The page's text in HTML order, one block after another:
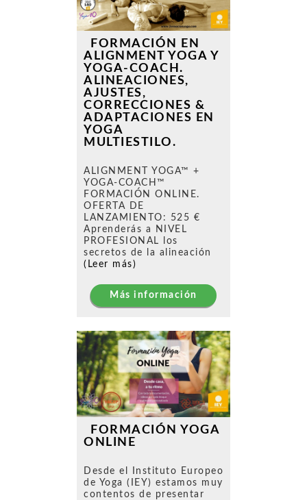
FORMACIÓN EN
ALIGNMENT YOGA Y
YOGA-COACH.
ALINEACIONES,
AJUSTES,
CORRECCIONES &
ADAPTACIONES EN
YOGA
MULTIESTILO.
ALIGNMENT YOGA™ +
YOGA-COACH™
FORMACIÓN ONLINE.
OFERTA DE
LANZAMIENTO: 525 €
Aprenderás a NIVEL
PROFESIONAL los
secretos de la alineación
(Leer más)
Más información
FORMACIÓN YOGA
ONLINE
Desde el Instituto Europeo
de Yoga (IEY) estamos muy
contentos de presentar